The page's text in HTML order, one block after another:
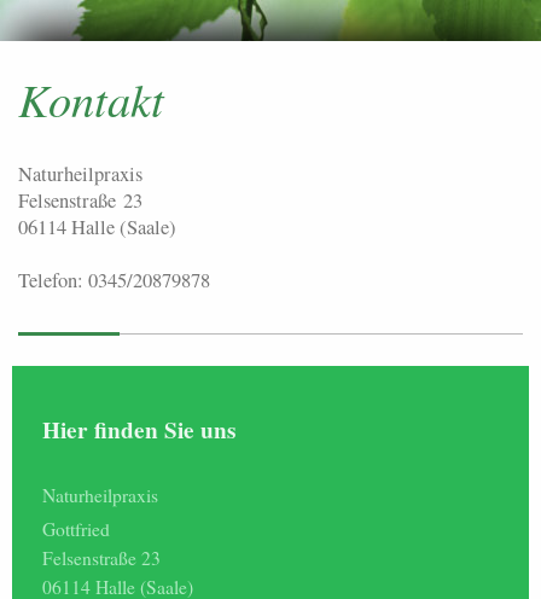
Kontakt
Naturheilpraxis
Felsenstraße 23
06114Halle (Saale)
Telefon: 0345/20879878
Hier finden Sie uns
Naturheilpraxis
Gottfried
Felsenstraße 23
06114 Halle (Saale)